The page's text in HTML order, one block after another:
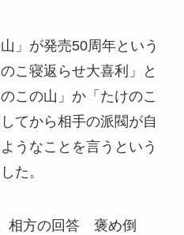
」が発売50周年という
こ寝返らせ大喜利」と
この山」か「たけのこ
てから相手の派閥が自
うなことを言うという
た。
相方の回答 褒め倒